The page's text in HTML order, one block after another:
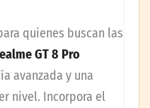
quienes buscan las
GT 8 Pro
avanzada y una
nivel. Incorpora el